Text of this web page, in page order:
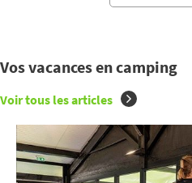
Vos vacances en camping
Voir tous les articles